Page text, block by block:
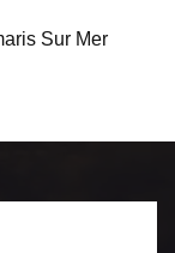
Sur Mer